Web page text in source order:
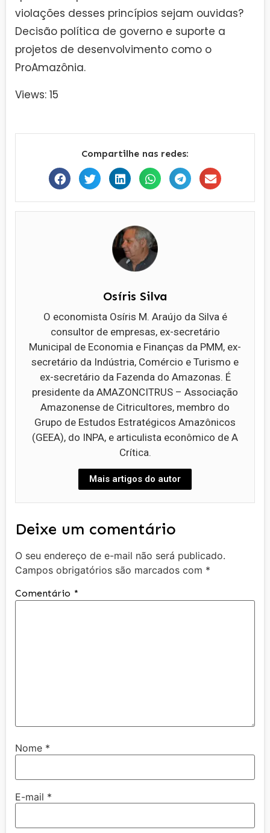
violações desses princípios sejam ouvidas?
Decisão política de governo e suporte a
projetos de desenvolvimento como o
ProAmazônia.
Views: 15
Compartilhe nas redes:
Osíris Silva
O economista Osíris M. Araújo da Silva é
consultor de empresas, ex-secretário
Municipal de Economia e Finanças da PMM, ex-
secretário da Indústria, Comércio e Turismo e
ex-secretário da Fazenda do Amazonas. É
presidente da AMAZONCITRUS – Associação
Amazonense de Citricultores, membro do
Grupo de Estudos Estratégicos Amazônicos
(GEEA), do INPA, e articulista econômico de A
Crítica.
Mais artigos do autor
Deixe um comentário
O seu endereço de e-mail não será publicado.
Campos obrigatórios são marcados com *
Comentário *
Nome *
E-mail *